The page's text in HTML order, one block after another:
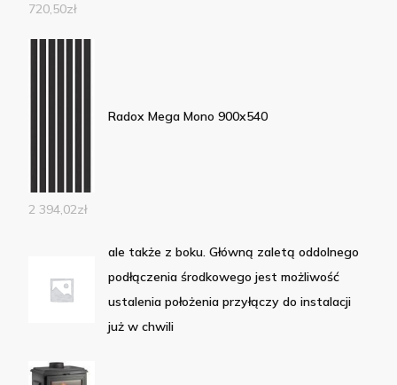
720,50zł
Radox Mega Mono 900x540
2 394,02zł
ale także z boku. Główną zaletą oddolnego
podłączenia środkowego jest możliwość
ustalenia położenia przyłączy do instalacji
już w chwili